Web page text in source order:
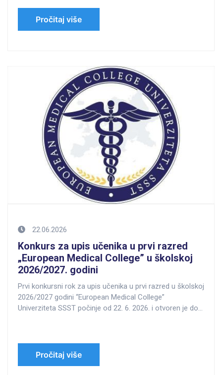
Pročitaj više
22.06.2026
Konkurs za upis učenika u prvi razred
„European Medical College” u školskoj
2026/2027. godini
Prvi konkursni rok za upis učenika u prvi razred u školskoj
2026/2027 godini “European Medical College”
Univerziteta SSST počinje od 22. 6. 2026. i otvoren je do
Pročitaj više